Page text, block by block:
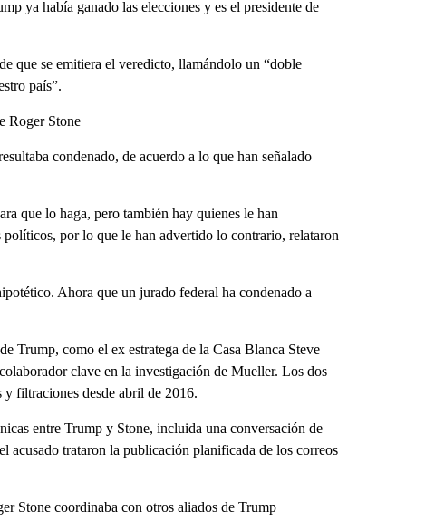
ya había ganado las elecciones y es el presidente de
que se emitiera el veredicto, llamándolo un “doble
país”.
Roger Stone
condenado, de acuerdo a lo que han señalado
que lo haga, pero también hay quienes le han
por lo que le han advertido lo contrario, relataron
Ahora que un jurado federal ha condenado a
Trump, como el ex estratega de la Casa Blanca Steve
clave en la investigación de Mueller. Los dos
y filtraciones desde abril de 2016.
entre Trump y Stone, incluida una conversación de
acusado trataron la publicación planificada de los correos
Stone coordinaba con otros aliados de Trump